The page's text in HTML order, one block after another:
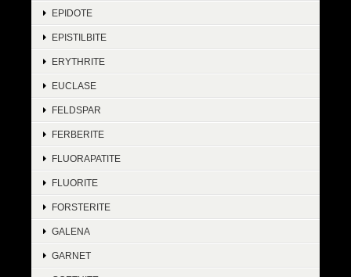
EPIDOTE
EPISTILBITE
ERYTHRITE
EUCLASE
FELDSPAR
FERBERITE
FLUORAPATITE
FLUORITE
FORSTERITE
GALENA
GARNET